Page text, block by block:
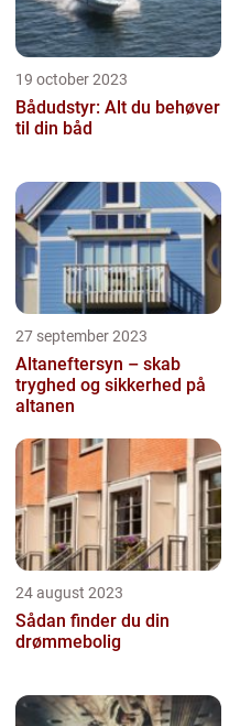
19 october 2023
Bådudstyr: Alt du behøver
til din båd
27 september 2023
Altaneftersyn – skab
tryghed og sikkerhed på
altanen
24 august 2023
Sådan finder du din
drømmebolig